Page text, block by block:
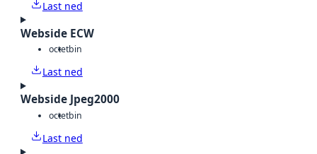
Last ned
Webside ECW
octetbin
Last ned
Webside Jpeg2000
octetbin
Last ned